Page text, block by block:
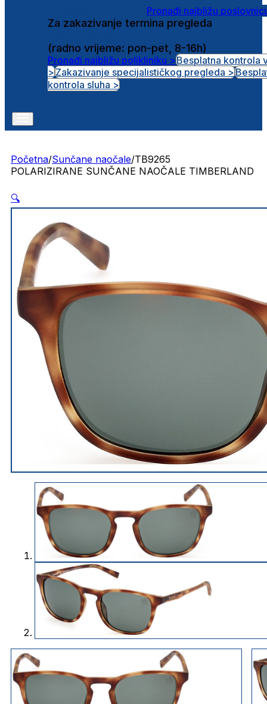
Pronađi najbližu
Za zakazivanje termina pregleda
(radno vrijeme: pon-pet, 8-16h)
Pronađi najbližu polikliniku >Besplatna kontrola
>Zakazivanje specijalističkog pregleda >
kontrola sluha >
Početna/Sunčane naočale/TB9265
POLARIZIRANE SUNČANE NAOČALE TIMBERLAND
🔍